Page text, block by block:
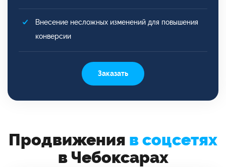
Внесение несложных изменений для повышения
конверсии
Заказать
Продвижения в соцсетях
в Чебоксарах